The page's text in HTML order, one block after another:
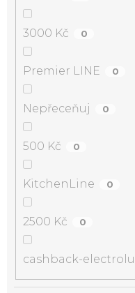
3000 Kč 0
Premier LINE 0
Nepřeceňuj 0
500 Kč 0
KitchenLine 0
2500 Kč 0
cashback-